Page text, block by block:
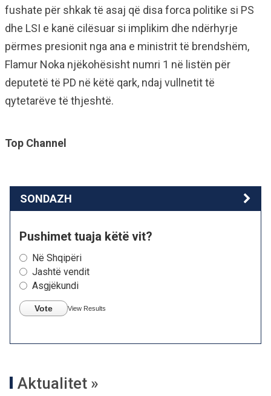
fushate për shkak të asaj që disa forca politike si PS
dhe LSI e kanë cilësuar si implikim dhe ndërhyrje
përmes presionit nga ana e ministrit të brendshëm,
Flamur Noka njëkohësisht numri 1 në listën për
deputetë të PD në këtë qark, ndaj vullnetit të
qytetarëve të thjeshtë.
Top Channel
SONDAZH
Pushimet tuaja këtë vit?
Në Shqipëri
Jashtë vendit
Asgjëkundi
Vote View Results
Aktualitet »